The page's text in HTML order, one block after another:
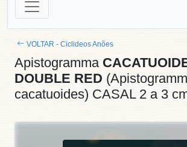
VOLTAR - Ciclideos Anões
Apistogramma
DOUBLE RED
cacatuoides) CASAL 2 a 3